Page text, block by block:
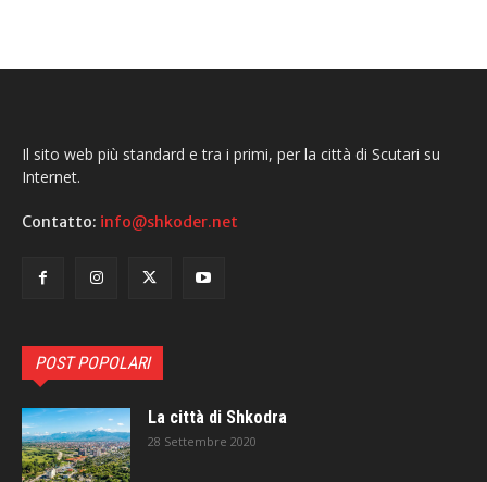
Il sito web più standard e tra i primi, per la città di Scutari su
Internet.
Contatto: info@shkoder.net
POST POPOLARI
La città di Shkodra
28 Settembre 2020